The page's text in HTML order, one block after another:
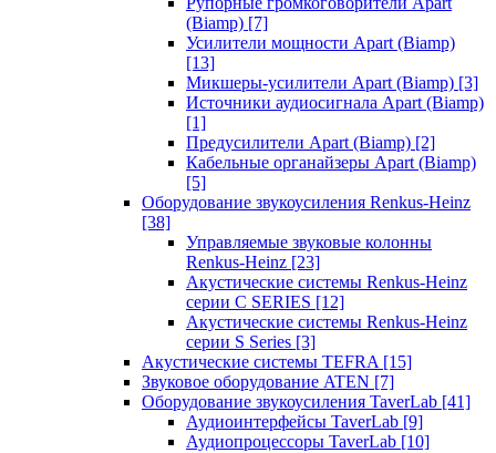
(Biamp) [7]
Усилители мощности Apart (Biamp)
[13]
Микшеры-усилители Apart (Biamp) [3]
Источники аудиосигнала Apart (Biamp)
[1]
Предусилители Apart (Biamp) [2]
Кабельные органайзеры Apart (Biamp)
[5]
Оборудование звукоусиления Renkus-Heinz
[38]
Управляемые звуковые колонны
Renkus-Heinz [23]
Акустические системы Renkus-Heinz
серии C SERIES [12]
Акустические системы Renkus-Heinz
серии S Series [3]
Акустические системы TEFRA [15]
Звуковое оборудование ATEN [7]
Оборудование звукоусиления TaverLab [41]
Аудиоинтерфейсы TaverLab [9]
Аудиопроцессоры TaverLab [10]